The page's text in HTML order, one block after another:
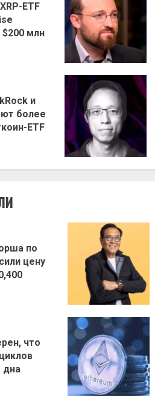
ETF
$200 млн
и
более
ETF
по
цену
что
дна